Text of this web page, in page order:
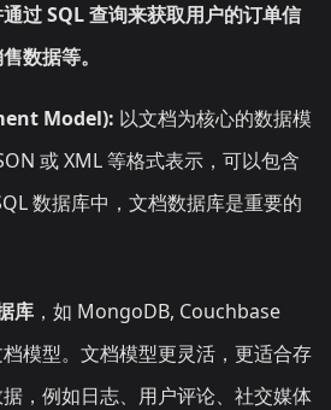
过 SQL 查询来获取用户的订单信
数据等。
Model): 以文档为核心的数据模
或 XML 等格式表示，可以包含
数据库中，文档数据库是重要的
库 ，如 MongoDB, Couchbase
模型。文档模型更灵活，更适合存
，例如日志、用户评论、社交媒体